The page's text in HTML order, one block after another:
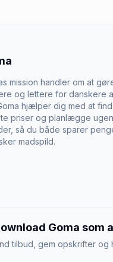
mission handler om at
og lettere for danskere
hjælper dig med at
priser og planlægge
så du både sparer
madspild.
Goma som
tilbud, gem opskrifter og